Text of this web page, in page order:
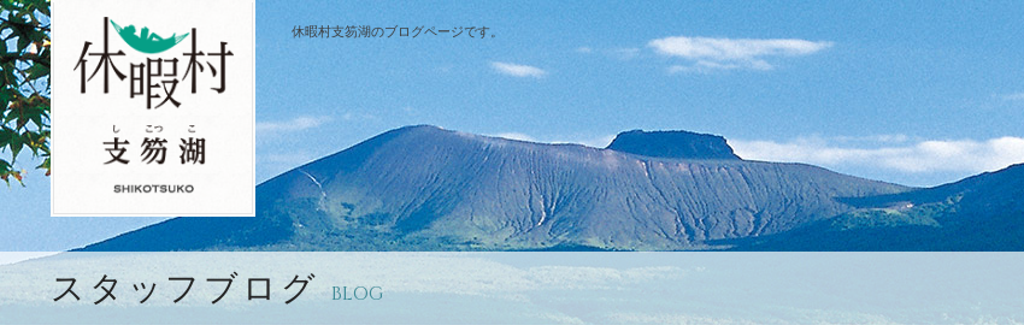
休暇村支笏湖のブログページです。
スタッフブログ BLOG